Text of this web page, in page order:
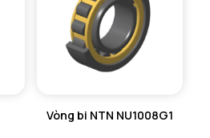
Vòng bi NTN NU1008G1